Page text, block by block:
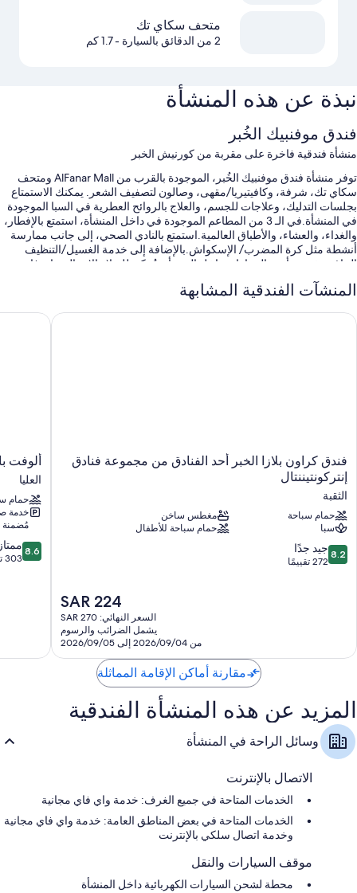
متحف سكاي تك
2 من الدقائق بالسيارة - 1.7 كم
نبذة عن هذه المنشأة
فندق موفنبيك الخُبر
منشأة فندقية فاخرة على مقربة من كورنيش الخبر
توفر منشأة فندق موفنبيك الخُبر، الموجودة بالقرب من AlFanar Mall ومتحف
سكاي تك، شرفة، وكافيتيريا/مقهى، وصالون لتصفيف الشعر. يمكنك الاستمتاع
بجلسات التدليك، وعلاجات للجسم، والعلاج بالروائح العطرية في السبا الموجودة
في المنشأة.في الـ 3 من المطاعم الموجودة في داخل المنشأة، استمتع بالإفطار،
والغداء، والعشاء، والأطباق العالمية.استمتع بالنادي الصحي، إلى جانب ممارسة
أنشطة مثل كرة المضرب/ الإسكواش.بالإضافة إلى خدمة الغسيل/التنظيف
الجاف وخدمة تأجير السيارات داخل المنشأة، يُمكن للنزلاء الاتصال بواي فاي
مجاني داخل الغرفة.
ستستمتع أيضًا بامتيازات مثل:
توفر جميع الغرف الـ 143 وسائل راحة مثل خدمة الغرف على مدار 24 ساعة
وأغطية فراش متميزة، إلى جانب أدق اللمسات المدروسة مثل قائمة الوسائد
وخزنات تتّسع لتخزين الكمبيوتر المحمول.
تتضمن اللوازم المتوفرة في جميع الغرفة الإضافية:
مصابيح إضاءة LED ومواد تنظيف صديقة للبيئة
حمامات مزودة بمستلزمات للعناية الشخصية صديقة للبيئة وأحواض
استحمام وحجيرات دش منفصلة
أسرّة أطفال مجانية، وماكينات صنع القهوة/الشاي، وخدمة تنظيف الغرف
المنشآت الفندقية المشابهة
فندق
كراون
بلازا
الخبر
أحد
الفنادق
من
مجموعة
فندق كراون بلازا الخبر أحد الفنادق من مجموعة فنادق
إنتركونتيننتال
الثقبة
حمام سباحة
مغطس ساخن
سبا
حمام سباحة للأطفال
8.2
من
8.2 جيد جدًا
272 تقييمًا
السعر
الحالي
هو
SAR
224
SAR 224
السعر النهائي: SAR 270
يشمل الضرائب والرسوم
من 2026/09/04 إلى 2026/09/05
فندق كراون بلازا الخبر أحد الفنادق من مجموعة فنادق إنتركونتيننتال
ألوفت
باي
ماريوت
الظهران
العليا
ألوفت
العليا
حمام
خدمة
مُضمنة
8.6
من
8.6
303 تقييمات
ألوفت
مقارنة أماكن الإقامة المماثلة
المزيد عن هذه المنشأة الفندقية
وسائل الراحة في المنشأة
الاتصال بالإنترنت
الخدمات المتاحة في جميع الغرف: خدمة واي فاي مجانية
الخدمات المتاحة في بعض المناطق العامة: خدمة واي فاي مجانية
وخدمة اتصال سلكي بالإنترنت
موقف السيارات والنقل
محطة لشحن السيارات الكهربائية داخل المنشأة